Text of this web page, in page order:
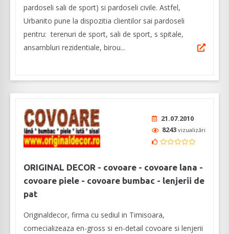
pardoseli sali de sport) si pardoseli civile. Astfel,
Urbanito pune la dispozitia clientilor sai pardoseli
pentru: terenuri de sport, sali de sport, s spitale,
ansambluri rezidentiale, birou...
21.07.2010
8243 vizualizări
ORIGINAL DECOR - covoare - covoare lana -
covoare piele - covoare bumbac - lenjerii de
pat
Originaldecor, firma cu sediul in Timisoara,
comecializeaza en-gross si en-detail covoare si lenjerii